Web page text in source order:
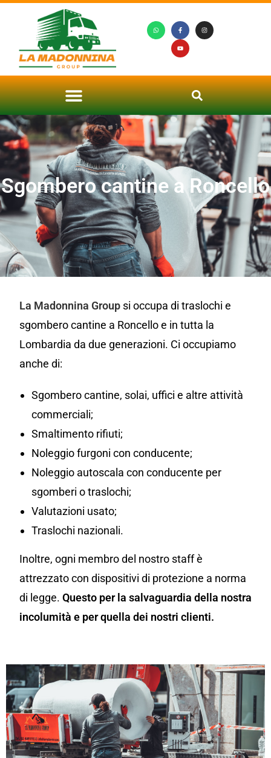
Sgombero cantine a Roncello
La Madonnina Group si occupa di traslochi e
sgombero cantine a Roncello e in tutta la
Lombardia da due generazioni. Ci occupiamo
anche di:
Sgombero cantine, solai, uffici e altre attività
commerciali;
Smaltimento rifiuti;
Noleggio furgoni con conducente;
Noleggio autoscala con conducente per
sgomberi o traslochi;
Valutazioni usato;
Traslochi nazionali.
Inoltre, ogni membro del nostro staff è
attrezzato con dispositivi di protezione a norma
di legge. Questo per la salvaguardia della nostra
incolumità e per quella dei nostri clienti.